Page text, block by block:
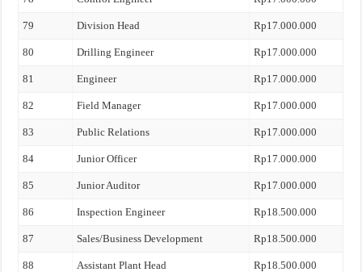
79 Division Head Rp17.000.000
80 Drilling Engineer Rp17.000.000
81 Engineer Rp17.000.000
82 Field Manager Rp17.000.000
83 Public Relations Rp17.000.000
84 Junior Officer Rp17.000.000
85 Junior Auditor Rp17.000.000
86 Inspection Engineer Rp18.500.000
87 Sales/Business Development Rp18.500.000
88 Assistant Plant Head Rp18.500.000